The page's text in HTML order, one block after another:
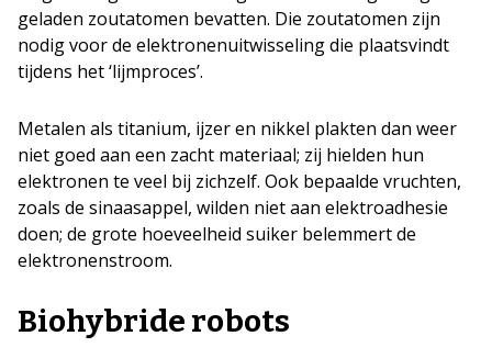
geladen zoutatomen bevatten. Die zoutatomen zijn
nodig voor de elektronenuitwisseling die plaatsvindt
tijdens het ‘lijmproces’.
Metalen als titanium, ijzer en nikkel plakten dan weer
niet goed aan een zacht materiaal; zij hielden hun
elektronen te veel bij zichzelf. Ook bepaalde vruchten,
zoals de sinaasappel, wilden niet aan elektroadhesie
doen; de grote hoeveelheid suiker belemmert de
elektronenstroom.
Biohybride robots